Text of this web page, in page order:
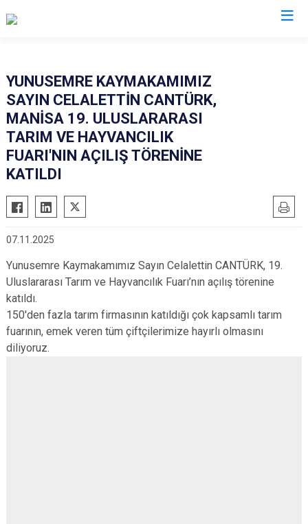
Ahmetli
Akhisar
Alaşehir
Demirci
Gölmarmara
Gördes
Kırkağaç
Kula
Salihli
Sarıgöl
Saruhanlı
YUNUSEMRE KAYMAKAMIMIZ
SAYIN CELALETTİN CANTÜRK,
MANİSA 19. ULUSLARARASI
TARIM VE HAYVANCILIK
FUARI'NIN AÇILIŞ TÖRENİNE
KATILDI
07.11.2025
Yunusemre Kaymakamımız Sayın Celalettin CANTÜRK, 19.
Uluslararası Tarım ve Hayvancılık Fuarı’nın açılış törenine
katıldı.
150'den fazla tarım firmasının katıldığı çok kapsamlı tarım
fuarının, emek veren tüm çiftçilerimize hayırlı olmasını
diliyoruz.